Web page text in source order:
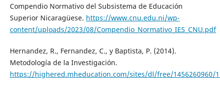
Compendio Normativo del Subsistema de Educación
Superior Nicaragüese. https://www.cnu.edu.ni/wp-
content/uploads/2023/08/Compendio_Normativo_IES_CNU.pdf
Hernandez, R., Fernandez, C., y Baptista, P. (2014).
Metodología de la Investigación.
https://highered.mheducation.com/sites/dl/free/1456260960/